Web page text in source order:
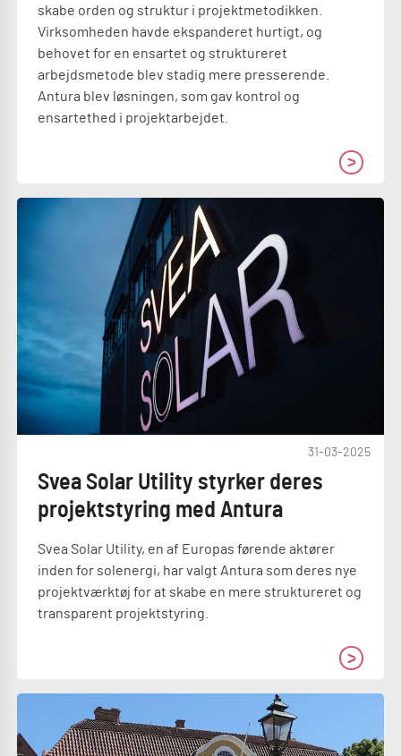
skabe orden og struktur i projektmetodikken.
Virksomheden havde ekspanderet hurtigt, og
behovet for en ensartet og struktureret
arbejdsmetode blev stadig mere presserende.
Antura blev løsningen, som gav kontrol og
ensartethed i projektarbejdet.
31-03-2025
Svea Solar Utility styrker deres
projektstyring med Antura
Svea Solar Utility, en af Europas førende aktører
inden for solenergi, har valgt Antura som deres nye
projektværktøj for at skabe en mere struktureret og
transparent projektstyring.